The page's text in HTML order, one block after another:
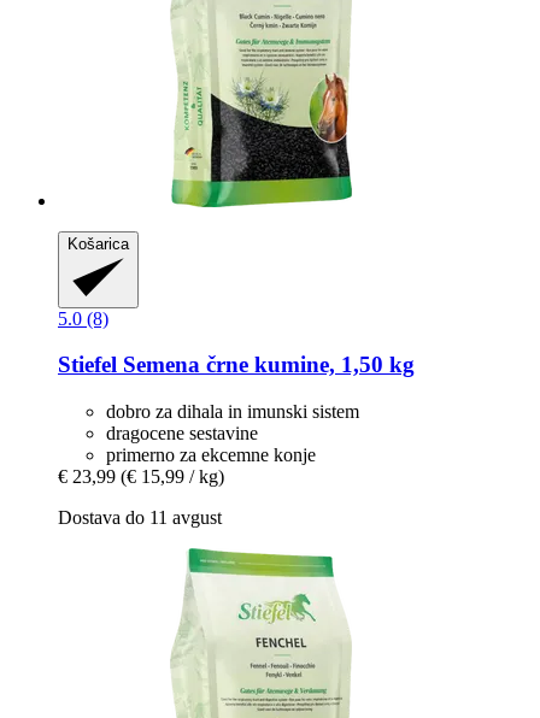
Košarica
5.0 (8)
Stiefel Semena črne kumine, 1,50 kg
dobro za dihala in imunski sistem
dragocene sestavine
primerno za ekcemne konje
€ 23,99 (€ 15,99 / kg)
Dostava do 11 avgust